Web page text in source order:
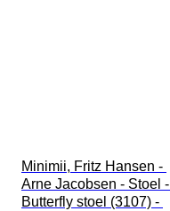
Minimii, Fritz Hansen -
Arne Jacobsen - Stoel -
Butterfly stoel (3107) -